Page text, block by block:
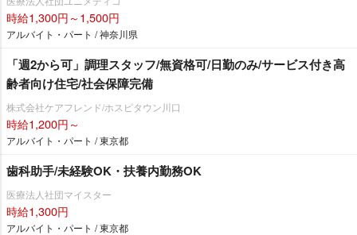
時給1,300円～1,500円
アルバイト・パート / 神奈川県
「週2から可」調理スタッフ/無資格可/日勤のみ/サービス付き高
齢者向け住宅/社会保障完備
株式会社ケアフレンド/ホスピタウン川口
時給1,200円～
アルバイト・パート / 東京都
歯科助手/未経験OK・扶養内勤務OK
医療法人社団マイスター
時給1,300円
アルバイト・パート / 東京都